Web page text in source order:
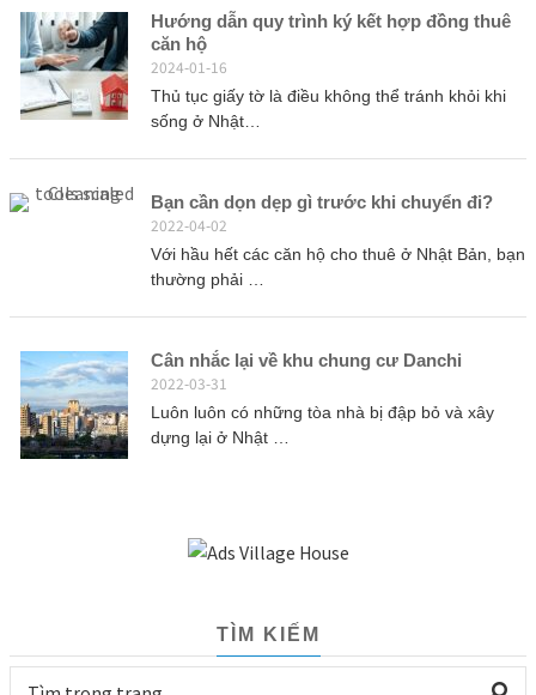
Hướng dẫn quy trình ký kết hợp đồng thuê
căn hộ
2024-01-16
Thủ tục giấy tờ là điều không thể tránh khỏi khi
sống ở Nhật…
Bạn cần dọn dẹp gì trước khi chuyển đi?
2022-04-02
Với hầu hết các căn hộ cho thuê ở Nhật Bản, bạn
thường phải …
Cân nhắc lại về khu chung cư Danchi
2022-03-31
Luôn luôn có những tòa nhà bị đập bỏ và xây
dựng lại ở Nhật …
TÌM KIẾM